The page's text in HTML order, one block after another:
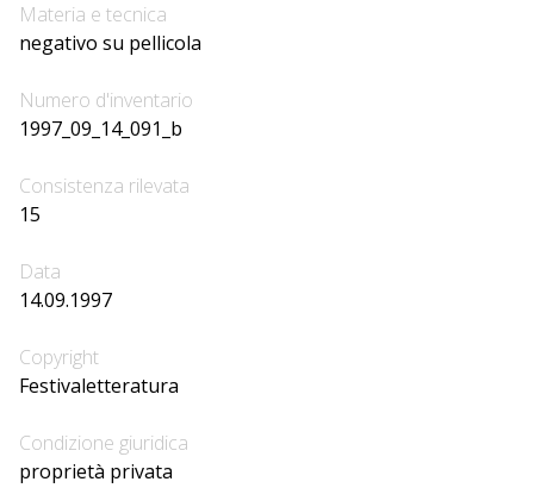
Materia e tecnica
negativo su pellicola
Numero d'inventario
1997_09_14_091_b
Consistenza rilevata
15
Data
14.09.1997
Copyright
Festivaletteratura
Condizione giuridica
proprietà privata